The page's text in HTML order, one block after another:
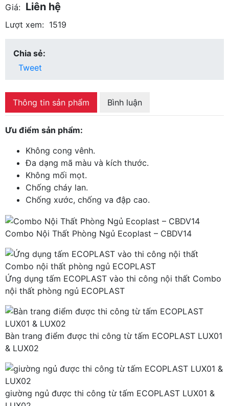
Giá: Liên hệ
Lượt xem: 1519
Chia sẻ:
Tweet
Thông tin sản phẩm Bình luận
Ưu điểm sản phẩm:
Không cong vênh.
Đa dạng mã màu và kích thước.
Không mối mọt.
Chống cháy lan.
Chống xước, chống va đập cao.
Combo Nội Thất Phòng Ngủ Ecoplast – CBDV14
Ứng dụng tấm ECOPLAST vào thi công nội thất Combo
nội thất phòng ngủ ECOPLAST
Bàn trang điểm được thi công từ tấm ECOPLAST LUX01
& LUX02
giường ngủ được thi công từ tấm ECOPLAST LUX01 &